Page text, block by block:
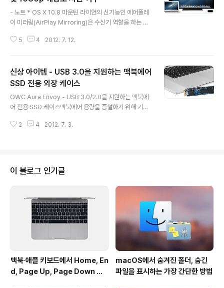
가격이 15% 할인됩니다. RTS015혹은 SHPP510 리딤
코드를 넣으면 20불 이상 제품에 한해 국제 배송비가 5
0% 할인됩니다.배송대행으로 물건을 주문하실건지, 아니
면 한국으로 직배송 하실건지에 따라 더 저렴한 가격을 뽑
- 노트 * OS X 10.8 마운틴 라이언의 신기능인 에어플레
이 미러링(AirPlay Mirroring)은 수신기 역할을 하는 Ap
원 여부 및 출력 해상도가 결정됩니다. * 아이튠즈에서 지
이 미러링에 관한 구체적인 정보(모델별 출력 해상도)를 공
개하지 않아 아래 '애플TV 및 맥 조합에 따른 최대 출력 해
상도' 표는 제가 직접 테스트 한 것과 인터넷에서 수집한 자
료를 토대로 작성한 것입니다. * 또 '애플TV 및 맥 조합에
4 버전에서 테스트 된 것이며, 마운틴 라..
5 4 2012. 7. 12.
신상 아이템 - USB 3.0을 지원하는 맥북에어
SSD 전용 외장 케이스
OWC Aura Envoy - USB 3.0/2.0을 지원하는 맥북에
어 전용 SSD 케이스맥북에어 용량을 증설하기 위해 기존
장착하면… 내장 SSD의 용도가 붕 떠버리는 문제가 있는
nvoy가 거의 처음이 아닐까 싶습니다. 디자인도 세련되어
보이고 맥북에어와 디자인도 매칭이 잘 되는 것 같습니다.
단 이 제품에는 한가지 모순이 있는데, 2012 맥북에어는
SSD 커넥터 부위의 생김새가 달라졌기 때문에 이 제품과
호환이 되지 않습니다. 하지만 USB 3.0은 2012 맥북..
2 4 2012. 7. 3.
이 블로그 인기글
맥북∙애플 키보드에서 Home, En
d, Page Up, Page Down 키
macOS에서 숨겨진 폴더, 숨긴
파일을 표시하는 가장 간단한 방법